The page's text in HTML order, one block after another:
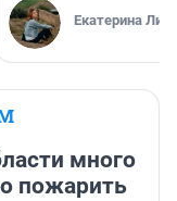
Екатерина
много
пожарить